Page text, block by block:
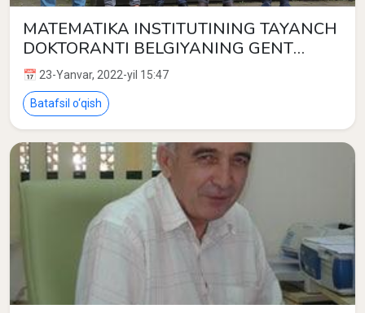
MATEMATIKA INSTITUTINING TAYANCH
DOKTORANTI BELGIYANING GENT
UNIVERSITETIDA
📅 23-Yanvar, 2022-yil 15:47
Batafsil o‘qish